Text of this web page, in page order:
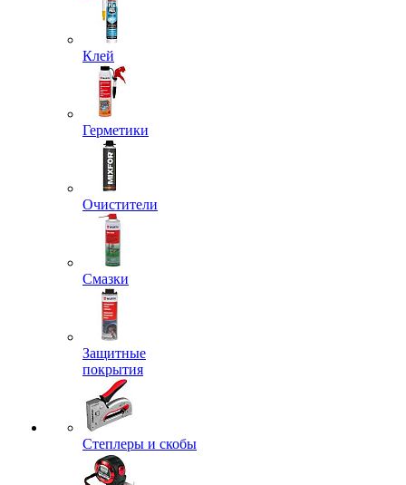
Клей
Герметики
Очистители
Смазки
Защитные
покрытия
Степлеры и скобы